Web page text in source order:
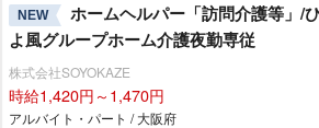
NEW
ホームヘルパー「訪問介護等」/
よ風グループホーム介護夜勤専従
株式会社SOYOKAZE
時給1,420円～1,470円
アルバイト・パート / 大阪府